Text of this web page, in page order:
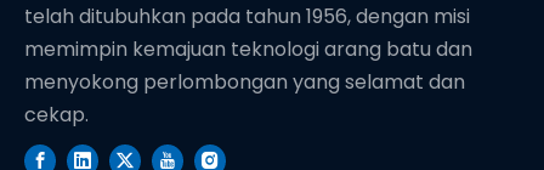
telah ditubuhkan pada tahun 1956, dengan misi
memimpin kemajuan teknologi arang batu dan
menyokong perlombongan yang selamat dan
cekap.